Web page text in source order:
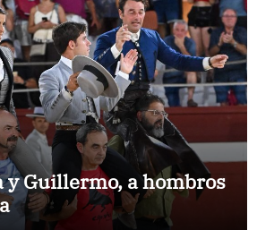
y Guillermo, a hombros